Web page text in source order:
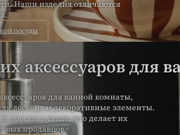
Наши изделия отличаются
посуды
аксессуаров для
для ванной комнаты,
лосьона и декоративные элементы.
просты в уходе, что делает их
продавцов.